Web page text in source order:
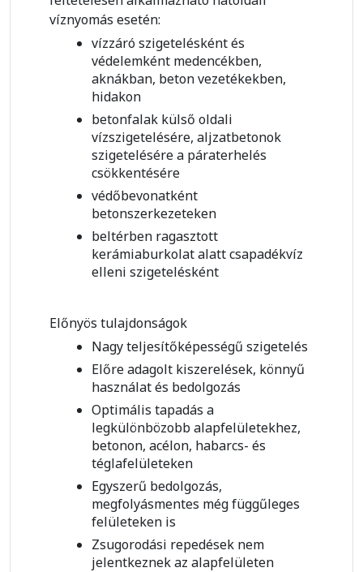
víznyomás esetén:
vízzáró szigetelésként és
védelemként medencékben,
aknákban, beton vezetékekben,
hidakon
betonfalak külső oldali
vízszigetelésére, aljzatbetonok
szigetelésére a páraterhelés
csökkentésére
védőbevonatként
betonszerkezeteken
beltérben ragasztott
kerámiaburkolat alatt csapadékvíz
elleni szigetelésként
Előnyös tulajdonságok
Nagy teljesítőképességű szigetelés
Előre adagolt kiszerelések, könnyű
használat és bedolgozás
Optimális tapadás a
legkülönbözobb alapfelületekhez,
betonon, acélon, habarcs- és
téglafelületeken
Egyszerű bedolgozás,
megfolyásmentes még függűleges
felületeken is
Zsugorodási repedések nem
jelentkeznek az alapfelületen